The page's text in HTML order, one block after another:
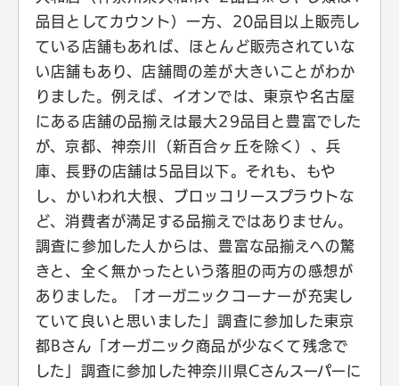
品目としてカウント）一方、20品目以上販売し
ている店舗もあれば、ほとんど販売されていな
い店舗もあり、店舗間の差が大きいことがわか
りました。例えば、イオンでは、東京や名古屋
にある店舗の品揃えは最大29品目と豊富でした
が、京都、神奈川（新百合ヶ丘を除く）、兵
庫、長野の店舗は5品目以下。それも、もや
し、かいわれ大根、ブロッコリースプラウトな
ど、消費者が満足する品揃えではありません。
調査に参加した人からは、豊富な品揃えへの驚
きと、全く無かったという落胆の両方の感想が
ありました。「オーガニックコーナーが充実し
ていて良いと思いました」調査に参加した東京
都Bさん「オーガニック商品が少なくて残念で
した」調査に参加した神奈川県Cさんスーパーに